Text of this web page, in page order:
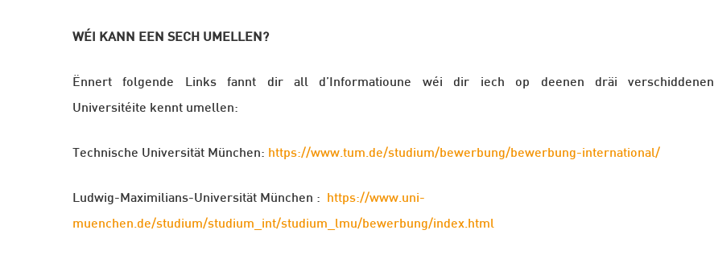
WÉI KANN EEN SECH UMELLEN?
Ënnert folgende Links fannt dir all d’Informatioune wéi dir iech op deenen dräi verschiddenen
Universitéite kennt umellen:
Technische Universität München: https://www.tum.de/studium/bewerbung/bewerbung-international/
Ludwig-Maximilians-Universität München : https://www.uni-
muenchen.de/studium/studium_int/studium_lmu/bewerbung/index.html